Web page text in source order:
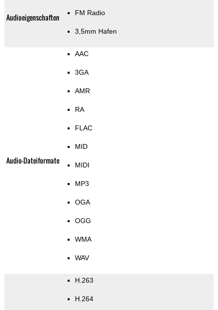
Audioeigenschaften FM Radio
3,5mm Hafen
Audio-Dateiformate
AAC
3GA
AMR
RA
FLAC
MID
MIDI
MP3
OGA
OGG
WMA
WAV
H.263
H.264